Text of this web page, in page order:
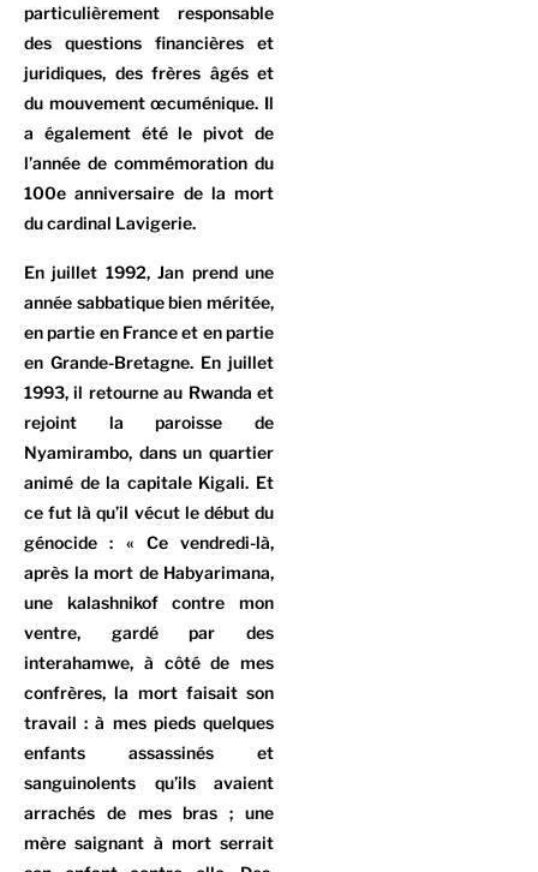
particulièrement responsable
des questions financières et
juridiques, des frères âgés et
du mouvement œcuménique. Il
a également été le pivot de
l’année de commémoration du
100e anniversaire de la mort
du cardinal Lavigerie.
En juillet 1992, Jan prend une
année sabbatique bien méritée,
en partie en France et en partie
en Grande-Bretagne. En juillet
1993, il retourne au Rwanda et
rejoint la paroisse de
Nyamirambo, dans un quartier
animé de la capitale Kigali. Et
ce fut là qu’il vécut le début du
génocide : « Ce vendredi-là,
après la mort de Habyarimana,
une kalashnikof contre mon
ventre, gardé par des
interahamwe, à côté de mes
confrères, la mort faisait son
travail : à mes pieds quelques
enfants assassinés et
sanguinolents qu’ils avaient
arrachés de mes bras ; une
mère saignant à mort serrait